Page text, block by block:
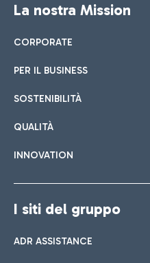
La nostra Mission
CORPORATE
PER IL BUSINESS
SOSTENIBILITÀ
QUALITÀ
INNOVATION
I siti del gruppo
ADR ASSISTANCE